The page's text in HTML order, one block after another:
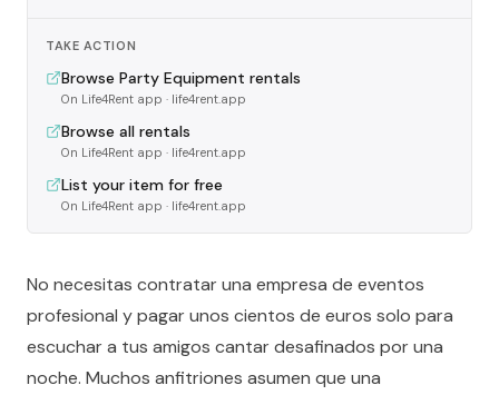
TAKE ACTION
Browse Party Equipment rentals
On Life4Rent app · life4rent.app
Browse all rentals
On Life4Rent app · life4rent.app
List your item for free
On Life4Rent app · life4rent.app
No necesitas contratar una empresa de eventos
profesional y pagar unos cientos de euros solo para
escuchar a tus amigos cantar desafinados por una
noche. Muchos anfitriones asumen que una